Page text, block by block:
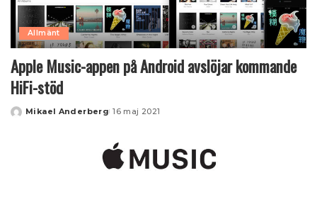
Allmänt
Apple Music-appen på Android avslöjar kommande
HiFi-stöd
Posted
Mikael Anderberg 16 maj 2021